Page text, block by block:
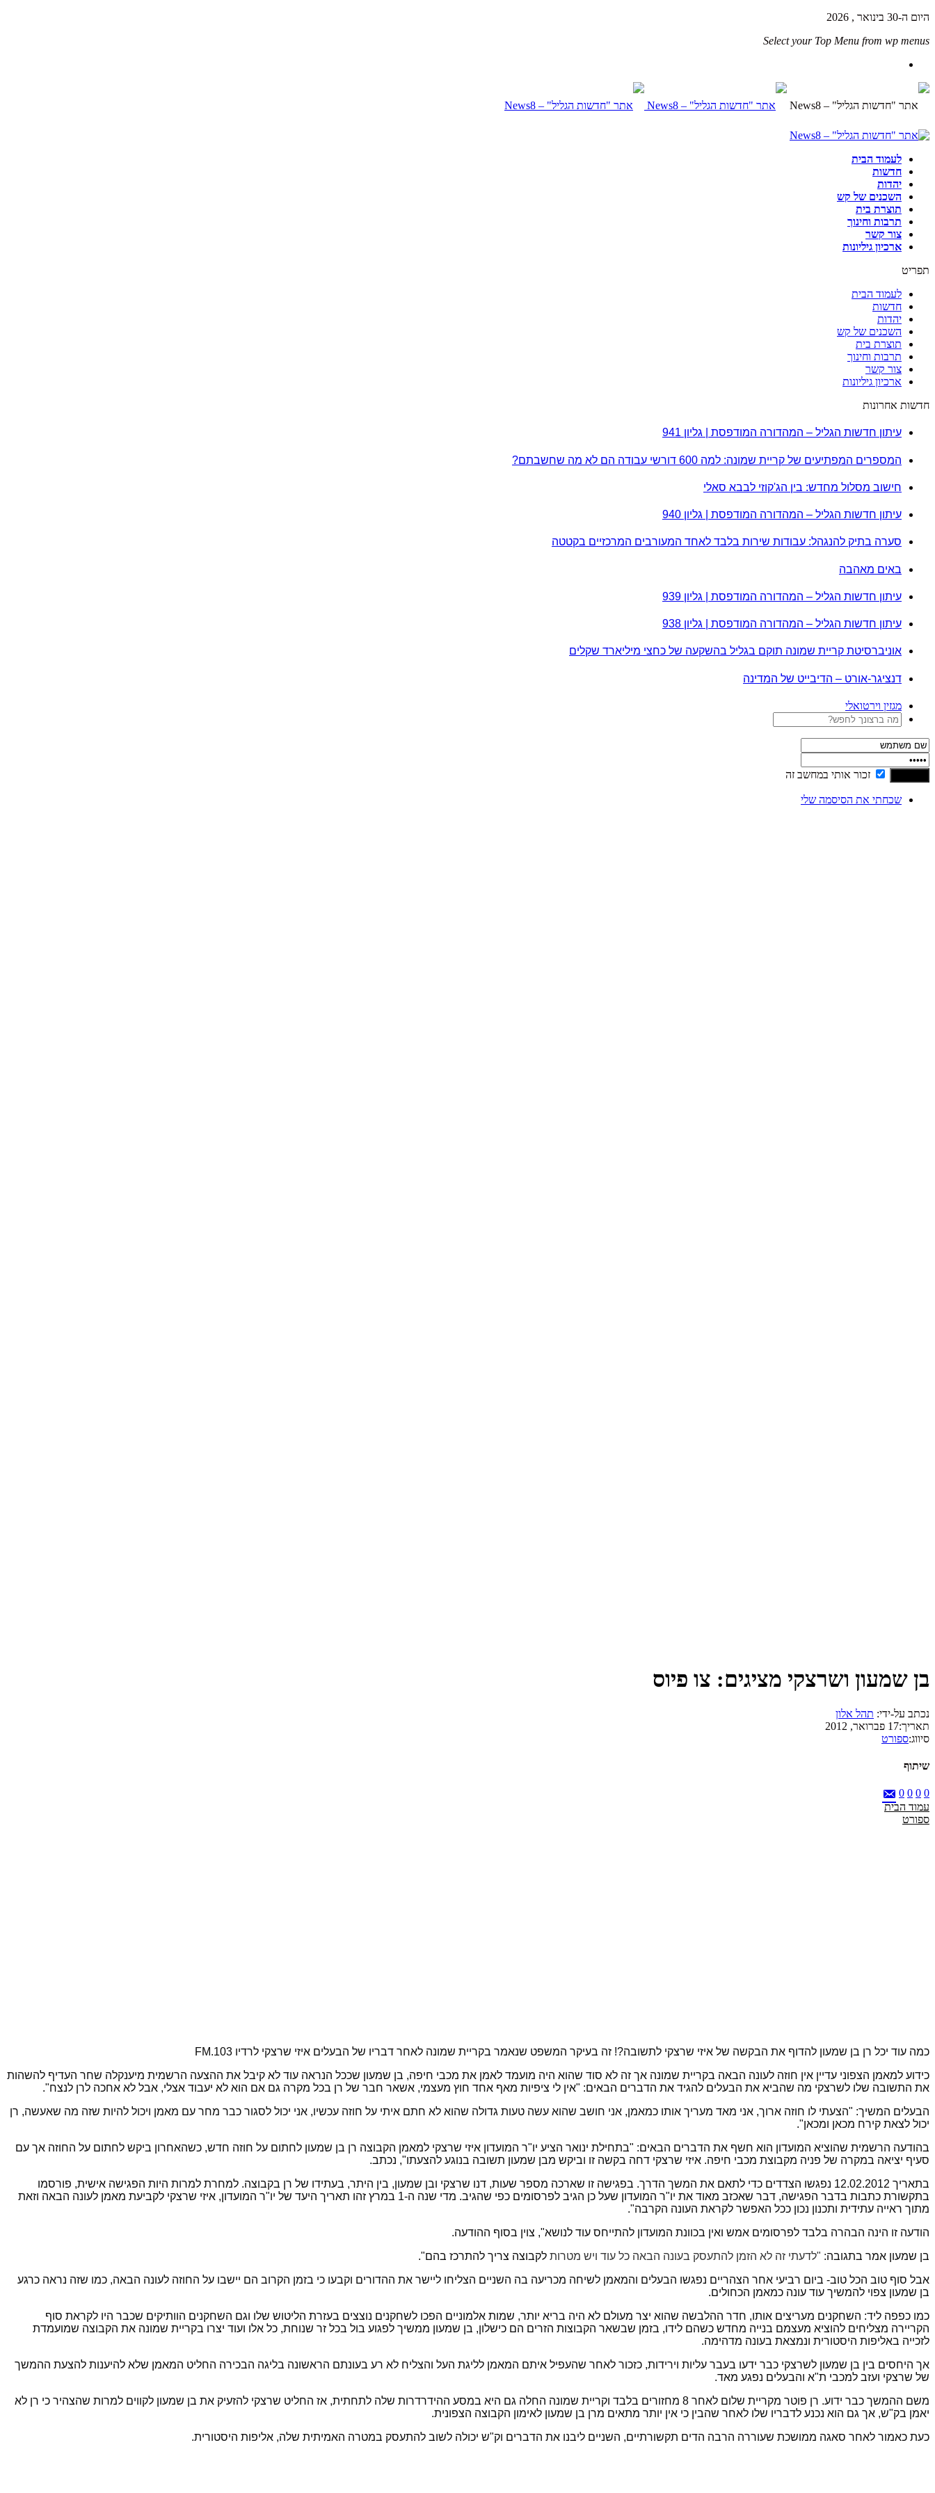
היום ה-30 בינואר , 2026
Select your Top Menu from wp menus
לעמוד הבית
חדשות
יהדות
השכנים של קש
תוצרת בית
תרבות וחינוך
צור קשר
ארכיון גיליונות
תפריט
לעמוד הבית
חדשות
יהדות
השכנים של קש
תוצרת בית
תרבות וחינוך
צור קשר
ארכיון גיליונות
חדשות אחרונות
עיתון חדשות הגליל – המהדורה המודפסת | גליון 941
המספרים המפתיעים של קריית שמונה: למה 600 דורשי עבודה הם לא מה שחשבתם?
חישוב מסלול מחדש: בין הג'קוזי לבבא סאלי
עיתון חדשות הגליל – המהדורה המודפסת | גליון 940
סערה בתיק להנגהל: עבודות שירות בלבד לאחד המעורבים המרכזיים בקטטה
באים מאהבה
עיתון חדשות הגליל – המהדורה המודפסת | גליון 939
עיתון חדשות הגליל – המהדורה המודפסת | גליון 938
אוניברסיטת קריית שמונה תוקם בגליל בהשקעה של כחצי מיליארד שקלים
דנציגר-אורט – הדיבייט של המדינה
מגזין וירטואלי
זכור אותי במחשב זה
שכחתי את הסיסמה שלי
בן שמעון ושרצקי מציגים: צו פיוס
נכתב על-ידי: תהל אלון
תאריך:17 פברואר, 2012
סיווג:ספורט
שיתוף
0
0
0
0
עמוד הבית
ספורט
כמה עוד יכל רן בן שמעון להדוף את הבקשה של איזי שרצקי לתשובה?! זה בעיקר המשפט שנאמר בקריית שמונה לאחר דבריו של הבעלים איזי שרצקי לרדיו 103.
FM
כידוע למאמן הצפוני עדיין אין חוזה לעונה הבאה בקריית שמונה אך זה לא סוד שהוא היה מועמד לאמן את מכבי חיפה, בן שמעון שככל הנראה עוד לא קיבל את ההצעה הרשמית מיענקלה שחר העדיף להשהות
את התשובה שלו לשרצקי מה שהביא את הבעלים להגיד את הדברים הבאים: "אין לי ציפיות מאף אחד חוץ מעצמי, אשאר חבר של רן בכל מקרה גם אם הוא לא יעבוד אצלי, אבל לא אחכה לרן לנצח".
הבעלים המשיך: "הצעתי לו חוזה ארוך, אני מאד מעריך אותו כמאמן, אני חושב שהוא עשה טעות גדולה שהוא לא חתם איתי על חוזה עכשיו, אני יכול לסגור כבר מחר עם מאמן ויכול להיות שזה מה שאעשה, רן
יכול לצאת קירח מכאן ומכאן".
בהודעה הרשמית שהוציא המועדון הוא חשף את הדברים הבאים: "בתחילת ינואר הציע יו"ר המועדון איזי שרצקי למאמן הקבוצה רן בן שמעון לחתום על חוזה חדש, כשהאחרון ביקש לחתום על החוזה אך עם
סעיף יציאה במקרה של פניה מקבוצת מכבי חיפה. איזי שרצקי דחה בקשה זו וביקש מבן שמעון תשובה בנוגע להצעתו", נכתב.
בתאריך 12.02.2012 נפגשו הצדדים כדי לתאם את המשך הדרך. בפגישה זו שארכה מספר שעות, דנו שרצקי ובן שמעון, בין היתר, בעתידו של רן בקבוצה. למחרת למרות היות הפגישה אישית, פורסמו
בתקשורת כתבות בדבר הפגישה, דבר שאכזב מאוד את יו"ר המועדון שעל כן הגיב לפרסומים כפי שהגיב. מדי שנה ה-1 במרץ זהו תאריך היעד של יו"ר המועדון, איזי שרצקי לקביעת מאמן לעונה הבאה וזאת
מתוך ראייה עתידית ותכנון נכון ככל האפשר לקראת העונה הקרבה".
הודעה זו הינה הבהרה בלבד לפרסומים אמש ואין בכוונת המועדון להתייחס עוד לנושא", צוין בסוף ההודעה.
בן שמעון אמר בתגובה: "לדעתי זה לא הזמן להתעסק בעונה הבאה כל עוד ויש מטרות לקבוצה צריך להתרכז בהם".
אבל סוף טוב הכל טוב- ביום רביעי אחר הצהריים נפגשו הבעלים והמאמן לשיחה מכריעה בה השניים הצליחו ליישר את ההדורים וקבעו כי בזמן הקרוב הם יישבו על החוזה לעונה הבאה, כמו שזה נראה כרגע
בן שמעון צפוי להמשיך עוד עונה כמאמן הכחולים.
כמו כפפה ליד: השחקנים מעריצים אותו, חדר ההלבשה שהוא יצר מעולם לא היה בריא יותר, שמות אלמוניים הפכו לשחקנים נוצצים בעזרת הליטוש שלו וגם השחקנים הוותיקים שכבר היו לקראת סוף
הקריירה מצליחים להוציא מעצמם בנייה מחדש כשהם לידו, בזמן שבשאר הקבוצות הזרים הם כישלון, בן שמעון ממשיך לפגוע בול בכל זר שנוחת, כל אלו ועוד יצרו בקריית שמונה את הקבוצה שמועמדת
לזכייה באליפות היסטורית ונמצאת בעונה מדהימה.
אך היחסים בין בן שמעון לשרצקי כבר ידעו בעבר עליות וירידות, כזכור לאחר שהעפיל איתם המאמן לליגת העל והצליח לא רע בעונתם הראשונה בליגה הבכירה החליט המאמן שלא להיענות להצעת ההמשך
של שרצקי ועזב למכבי ת"א והבעלים נפגע מאד.
משם ההמשך כבר ידוע. רן פוטר מקריית שלום לאחר 8 מחזורים בלבד וקריית שמונה החלה גם היא במסע ההידרדרות שלה לתחתית, אז החליט שרצקי להזעיק את בן שמעון לקווים למרות שהצהיר כי רן לא
יאמן בק"ש, אך גם הוא נכנע לדבריו שלו לאחר שהבין כי אין יותר מתאים מרן בן שמעון לאימון הקבוצה הצפונית.
כעת כאמור לאחר סאגה ממושכת שעוררה הרבה הדים תקשורתיים, השניים ליבנו את הדברים וק"ש יכולה לשוב להתעסק במטרה האמיתית שלה, אליפות היסטורית.